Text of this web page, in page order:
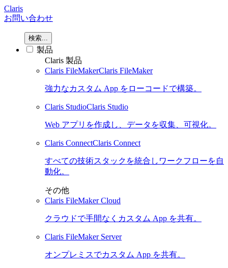
Claris
お問い合わせ
検索...
製品
Claris 製品
Claris FileMakerClaris FileMaker
強力なカスタム App をローコードで構築。
Claris StudioClaris Studio
Web アプリを作成し、データを収集、可視化。
Claris ConnectClaris Connect
すべての技術スタックを統合しワークフローを自
動化。
その他
Claris FileMaker Cloud
クラウドで手間なくカスタム App を共有。
Claris FileMaker Server
オンプレミスでカスタム App を共有。